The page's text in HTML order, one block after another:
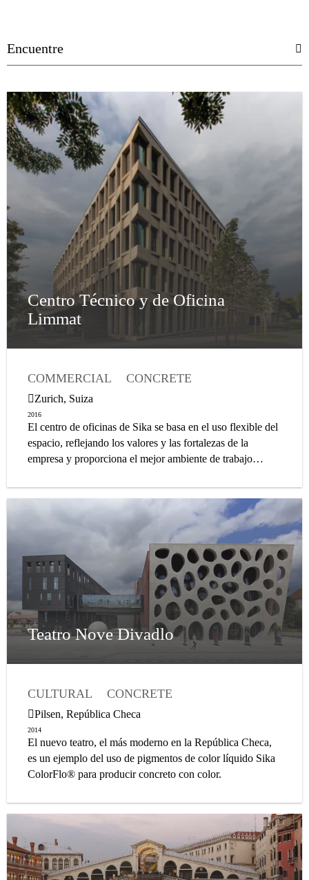
Centro Técnico y de Oficina
Limmat
COMMERCIAL
CONCRETE
WATERPROOFING
ROOFING
SEALANT
CONSTRUCTION ADHESIVE
BUILDING ENVELOPE
CONCRETE ADMIXTURE
CORROSION PROTECTION
DECORATIVE FLOOR
GROUT
INDUSTRIAL COATING
INDUSTRIAL FLOORING
MORTAR
PRECAST CONCRETE
SOLAR ROOF
TILE SETTING
WATERPROOFING MEMBRANE
NEW BUILD
EXTERIOR INTERIOR
Zurich, Suiza
2016
El centro de oficinas de Sika se basa en el uso flexible del
espacio, reflejando los valores y las fortalezas de la
empresa y proporciona el mejor ambiente de trabajo
Teatro Nove Divadlo
CULTURAL
CONCRETE
BUILDING ENVELOPE
CONCRETE ADMIXTURE
EXTERIOR
FACADE
Pilsen, República Checa
2014
El nuevo teatro, el más moderno en la República Checa,
es un ejemplo del uso de pigmentos de color líquido Sika
ColorFlo® para producir concreto con color.